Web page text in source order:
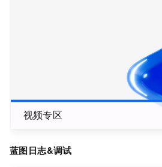
视频专区
蓝图日志&调试